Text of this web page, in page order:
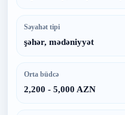
Səyahət tipi
şəhər, mədəniyyət
Orta büdcə
2,200 - 5,000 AZN